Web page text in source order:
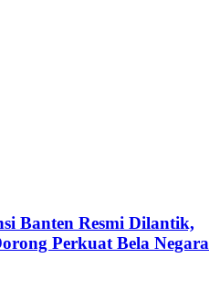
Banten Resmi Dilantik,
Perkuat Bela Negara